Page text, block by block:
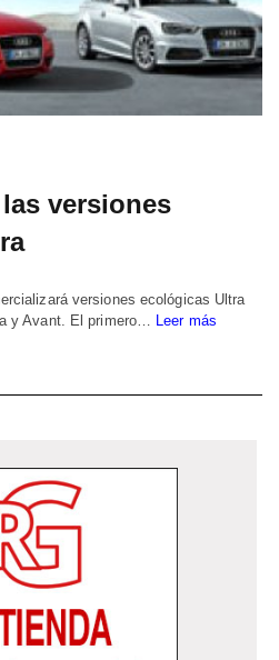
versiones
versiones ecológicas Ultra
y Avant. El primero… Leer más